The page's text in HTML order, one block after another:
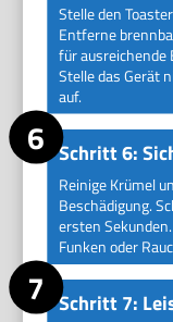
Stelle den
Entferne
für ausreichende
Stelle das Gerät
auf.
Schritt 6:
Reinige Krümel
Beschädigung.
ersten
Funken oder
Schritt 7: